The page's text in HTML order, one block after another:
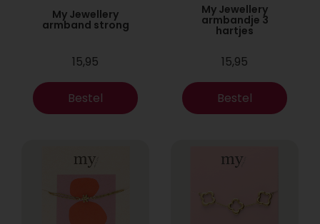
My Jewellery
armband strong
15,95
Bestel
My Jewellery
armbandje 3
hartjes
15,95
Bestel